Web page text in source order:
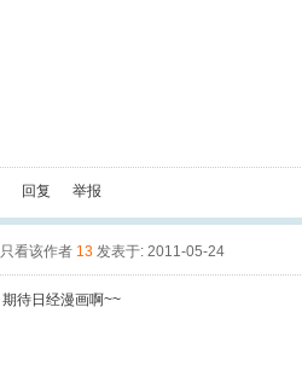
回复
举报
只看该作者 13 发表于: 2011-05-24
期待日经漫画啊~~